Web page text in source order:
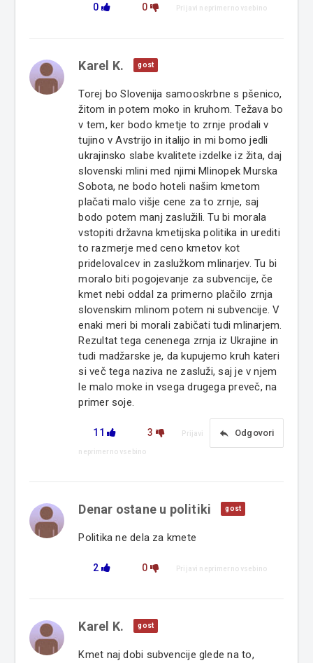
0 0 Prijavi neprimerno vsebino
Karel K. gost
Torej bo Slovenija samooskrbne s pšenico,
žitom in potem moko in kruhom. Težava bo
v tem, ker bodo kmetje to zrnje prodali v
tujino v Avstrijo in italijo in mi bomo jedli
ukrajinsko slabe kvalitete izdelke iz žita, daj
slovenski mlini med njimi Mlinopek Murska
Sobota, ne bodo hoteli našim kmetom
plačati malo višje cene za to zrnje, saj
bodo potem manj zaslužili. Tu bi morala
vstopiti državna kmetijska politika in urediti
to razmerje med ceno kmetov kot
pridelovalcev in zaslužkom mlinarjev. Tu bi
moralo biti pogojevanje za subvencije, če
kmet nebi oddal za primerno plačilo zrnja
slovenskim mlinom potem ni subvencije. V
enaki meri bi morali zabičati tudi mlinarjem.
Rezultat tega cenenega zrnja iz Ukrajine in
tudi madžarske je, da kupujemo kruh kateri
si več tega naziva ne zasluži, saj je v njem
le malo moke in vsega drugega preveč, na
primer soje.
11 3 reply Odgovori
Prijavi
neprimerno vsebino
Denar ostane u politiki gost
Politika ne dela za kmete
2 0 Prijavi neprimerno vsebino
Karel K. gost
Kmet naj dobi subvencije glede na to,